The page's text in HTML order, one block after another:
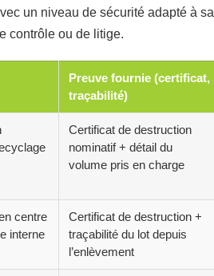
un niveau de sécurité adapté à sa
contrôle ou de litige.
Preuve fournie (certificat,
traçabilité)
Certificat de destruction
nominatif + détail du
volume pris en charge
centre
interne
Certificat de destruction +
traçabilité du lot depuis
l’enlèvement